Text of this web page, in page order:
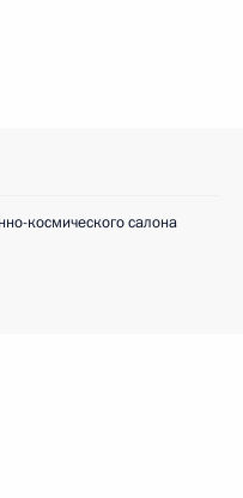
космического салона